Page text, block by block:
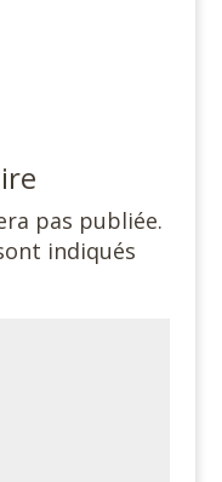
pas publiée.
indiqués